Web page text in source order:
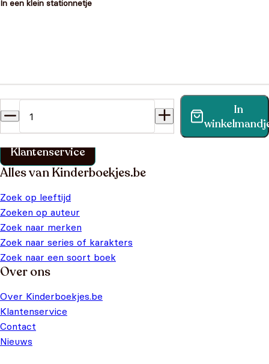
In een klein stationnetje
In
Vind binnen no-time antwoord op je vraag op onze
klantenservice pagina.
Klantenservice
Alles van Kinderboekjes.be
Zoek op leeftijd
Zoeken op auteur
Zoek naar merken
Zoek naar series of karakters
Zoek naar een soort boek
Over ons
Over Kinderboekjes.be
Klantenservice
Contact
Nieuws